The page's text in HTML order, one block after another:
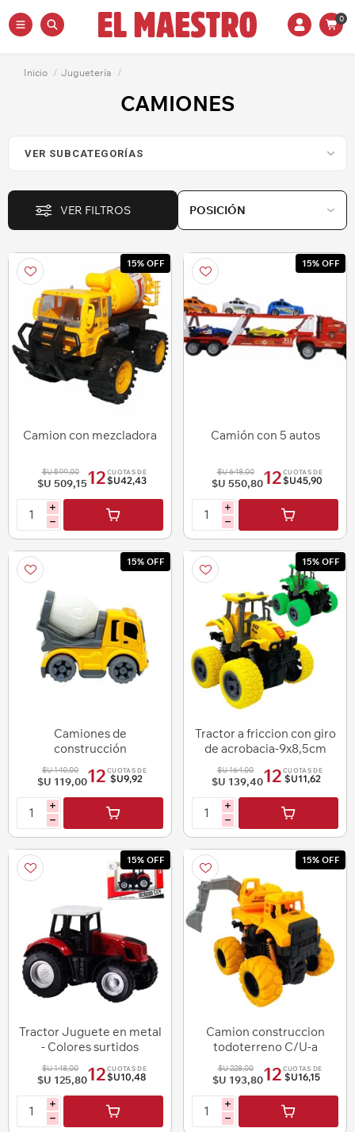
0
Inicio / Juguetería /
CAMIONES
VER FILTROS
15% OFF
Camion con mezcladora
$U 599,00
$U 509,1512 CUOTAS DE
$U42,43
i
h
15% OFF
Camión con 5 autos
$U 648,00
$U 550,8012 CUOTAS DE
$U45,90
i
h
15% OFF
Camiones de
construcción
$U 140,00
$U 119,0012 CUOTAS DE
$U9,92
i
h
15% OFF
Tractor a friccion con giro
de acrobacia-9x8,5cm
$U 164,00
$U 139,4012 CUOTAS DE
$U11,62
i
h
15% OFF
Tractor Juguete en metal
- Colores surtidos
$U 148,00
$U 125,8012 CUOTAS DE
$U10,48
i
h
15% OFF
Camion construccion
todoterreno C/U-a
friccion-10x12cm.
$U 228,00
$U 193,8012 CUOTAS DE
$U16,15
i
h